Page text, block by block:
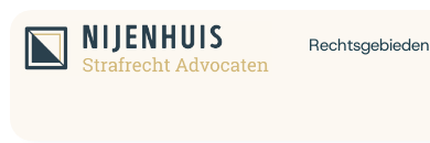
Rechtsgebieden